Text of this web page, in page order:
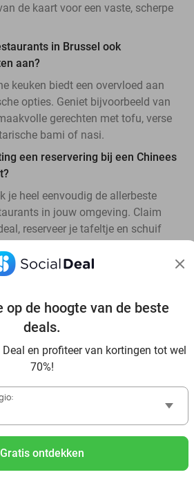
op de hoogte van de beste
deals.
en profiteer van kortingen tot wel
70%!
Gratis ontdekken
de kaart voor een vaste, scherpe
in Brussel ook
aan?
keuken biedt een overvloed aan
opties. Geniet bijvoorbeeld van
gerechten met tofu, verse
bami of nasi.
een reservering bij een Chinees
je heel eenvoudig de allerbeste
in jouw omgeving. Claim
reserveer je tafeltje en schuif
in jouw omgeving
haal deal-inspiratie uit